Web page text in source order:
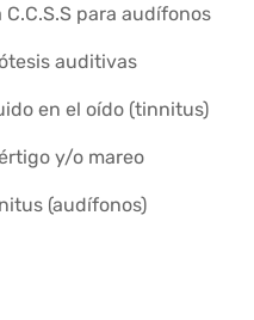
para audífonos
auditivas
en el oído (tinnitus)
y/o mareo
(audífonos)